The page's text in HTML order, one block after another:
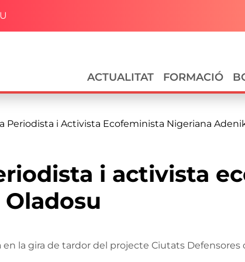
Navegació principal
ACTUALITAT FORMACIÓ
Periodista i Activista Ecofeminista Nigeriana
i activista
en la gira de tardor del projecte Ciutats